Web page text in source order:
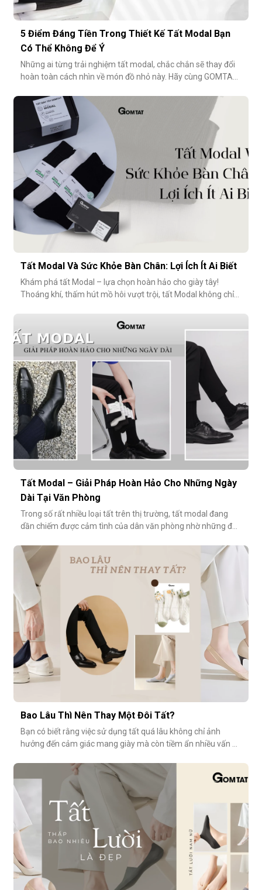
5 Điểm Đáng Tiền Trong Thiết Kế Tất Modal Bạn
Có Thể Không Để Ý
Những ai từng trải nghiệm tất modal, chắc chắn sẽ thay đổi
hoàn toàn cách nhìn về món đồ nhỏ này. Hãy cùng GOMTAT
modal cao cấp – những điều có thể bạn chưa từng để ý
nhưng lại ảnh hưởng rất nhiều đến trải nghiệm hằng
ngày.Chất liệu sợi modalĐiểm
Tất Modal Và Sức Khỏe Bàn Chân: Lợi Ích Ít Ai Biết
Khám phá tất Modal – lựa chọn hoàn hảo cho giày tây!
Thoáng khí, thấm hút mồ hôi vượt trội, tất Modal không chỉ
ngăn mùi hôi và bệnh da liễu. Hãy cùng khám phá lý do vì sao
tất Modal đang trở thành xu hướng không thể thiếu cho các
quý ông hiện đ
Tất Modal – Giải Pháp Hoàn Hảo Cho Những Ngày
Dài Tại Văn Phòng
Trong số rất nhiều loại tất trên thị trường, tất modal đang
dần chiếm được cảm tình của dân văn phòng nhờ những đặc
cùng khám phá vì sao tất modal lại được xem là lựa chọn lý
tưởng cho những ngày dài tại văn phòng.Khi đôi chân “lên
tiếng” s
Bao Lâu Thì Nên Thay Một Đôi Tất?
Bạn có biết rằng việc sử dụng tất quá lâu không chỉ ảnh
hưởng đến cảm giác mang giày mà còn tiềm ẩn nhiều vấn đề
Cùng GOMTAT tìm hiểu nhé.Tuổi thọ trung bình của một đôi
tất là bao lâu?Trung bình, một đôi tất sử dụng thường xuyên